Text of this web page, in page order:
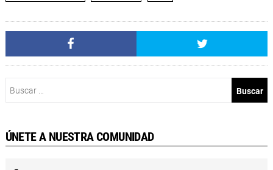
ÚNETE A NUESTRA COMUNIDAD